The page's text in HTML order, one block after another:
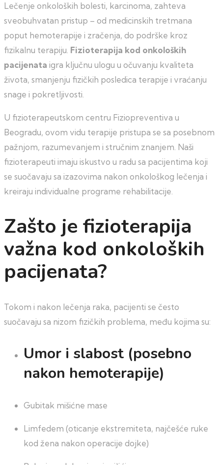
Lečenje onkoloških bolesti, karcinoma, zahteva
sveobuhvatan pristup – od medicinskih tretmana
poput hemoterapije i zračenja, do podrške kroz
fizikalnu terapiju. Fizioterapija kod onkoloških
pacijenata igra ključnu ulogu u očuvanju kvaliteta
života, smanjenju fizičkih posledica terapije i vraćanju
snage i pokretljivosti.
U fizioterapeutskom centru Fiziopreventiva u
Beogradu, ovom vidu terapije pristupa se sa posebnom
pažnjom, razumevanjem i stručnim znanjem. Naši
fizioterapeuti imaju iskustvo u radu sa pacijentima koji
se suočavaju sa izazovima nakon onkološkog lečenja i
kreiraju individualne programe rehabilitacije.
Zašto je fizioterapija
važna kod onkoloških
pacijenata?
Tokom i nakon lečenja raka, pacijenti se često
suočavaju sa nizom fizičkih problema, među kojima su:
Umor i slabost (posebno
nakon hemoterapije)
Gubitak mišićne mase
Limfedem (oticanje ekstremiteta, najčešće ruke
kod žena nakon operacije dojke)